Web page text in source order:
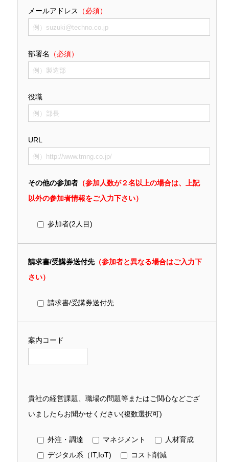
メールアドレス （必須）
部署名 （必須）
役職
URL
その他の参加者 （参加人数が２名以上の場合は、上記
以外の参加者情報をご入力下さい）
参加者(2人目)
請求書/受講券送付先（参加者と異なる場合はご入力下
さい）
請求書/受講券送付先
案内コード
貴社の経営課題、職場の問題等またはご関心などござ
いましたらお聞かせください(複数選択可)
外注・調達 マネジメント
人材育成
デジタル系（IT,IoT)
コスト削減